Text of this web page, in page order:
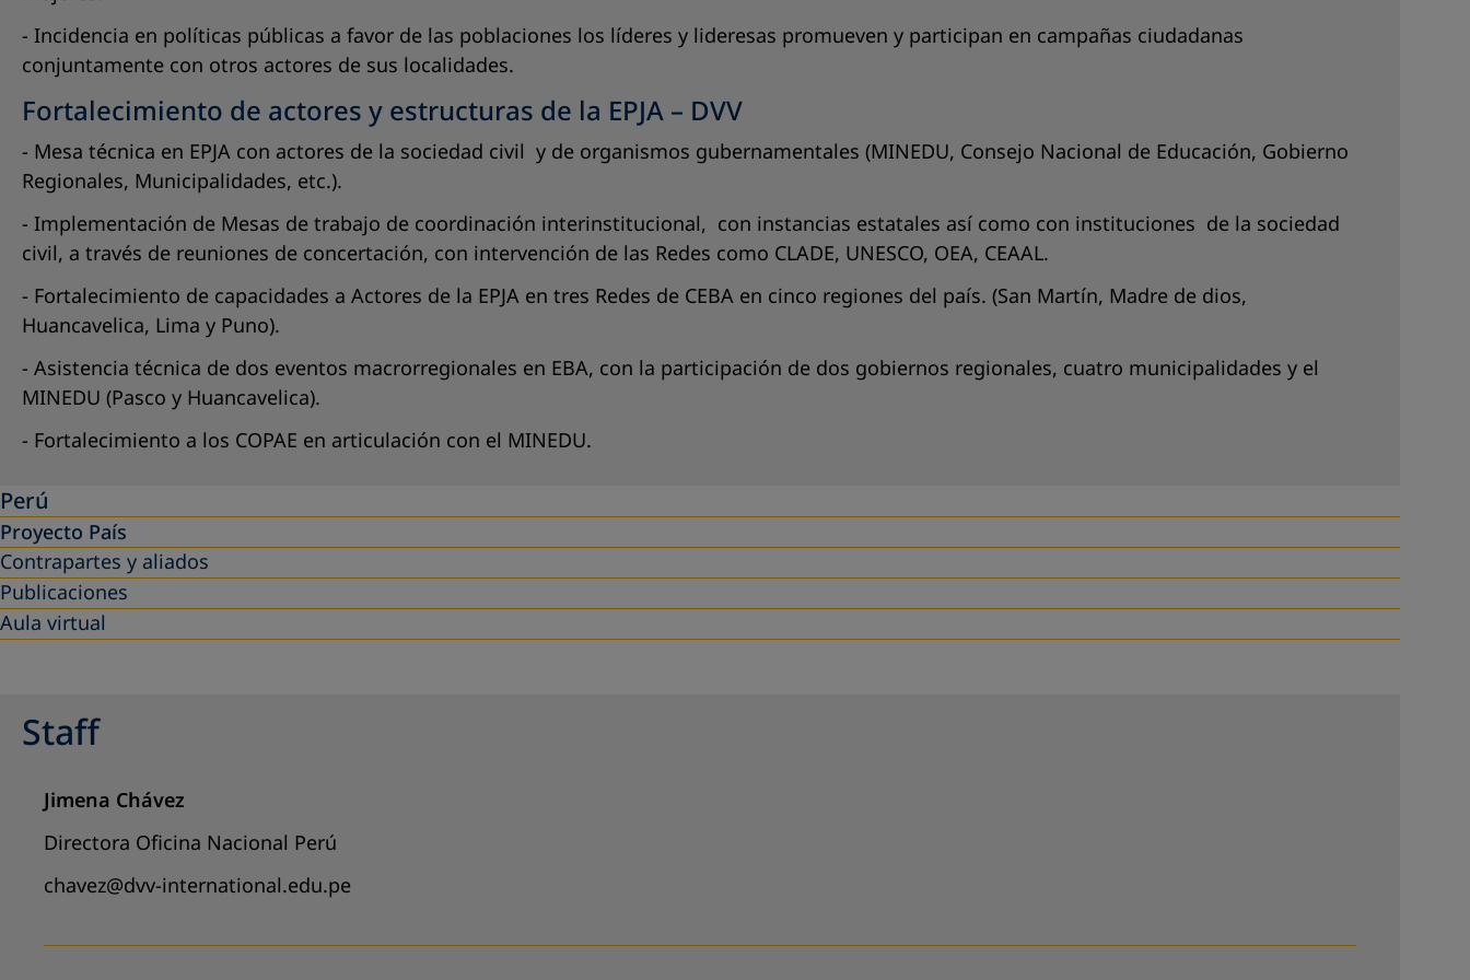
- Incidencia en políticas públicas a favor de las poblaciones los líderes y lideresas promueven y participan en campañas ciudadanas
conjuntamente con otros actores de sus localidades.
Fortalecimiento de actores y estructuras de la EPJA – DVV
- Mesa técnica en EPJA con actores de la sociedad civil y de organismos gubernamentales (MINEDU, Consejo Nacional de Educación, Gobierno
Regionales, Municipalidades, etc.).
- Implementación de Mesas de trabajo de coordinación interinstitucional, con instancias estatales así como con instituciones de la sociedad
civil, a través de reuniones de concertación, con intervención de las Redes como CLADE, UNESCO, OEA, CEAAL.
- Fortalecimiento de capacidades a Actores de la EPJA en tres Redes de CEBA en cinco regiones del país. (San Martín, Madre de dios,
Huancavelica, Lima y Puno).
- Asistencia técnica de dos eventos macrorregionales en EBA, con la participación de dos gobiernos regionales, cuatro municipalidades y el
MINEDU (Pasco y Huancavelica).
- Fortalecimiento a los COPAE en articulación con el MINEDU.
Perú
Proyecto País
Contrapartes y aliados
Publicaciones
Aula virtual
Staff
Jimena Chávez
Directora Oficina Nacional Perú
chavez@dvv-international.edu.pe